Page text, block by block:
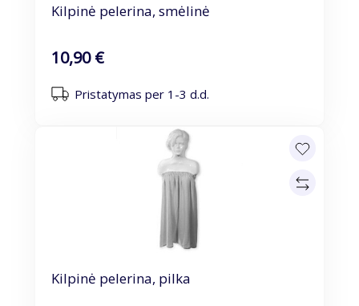
Kilpinė pelerina, smėlinė
10,90 €
Pristatymas per 1-3 d.d.
Kilpinė pelerina, pilka